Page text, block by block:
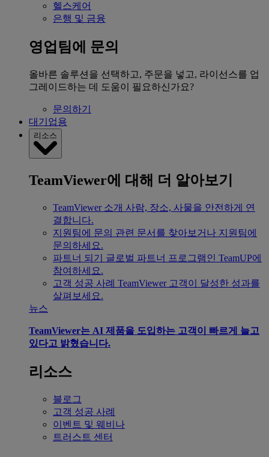
헬스케어
은행 및 금융
영업팀에 문의
올바른 솔루션을 선택하고, 주문을 넣고, 라이선스를 업
그레이드하는 데 도움이 필요하신가요?
문의하기
대기업용
리소스
TeamViewer에 대해 더 알아보기
TeamViewer 소개 사람, 장소, 사물을 안전하게 연
결합니다.
지원팀에 문의 관련 문서를 찾아보거나 지원팀에
문의하세요.
파트너 되기
글로벌 파트너 프로그램인 TeamUP에
참여하세요.
고객 성공 사례 TeamViewer 고객이 달성한 성과를
살펴보세요.
뉴스
TeamViewer는 AI 제품을 도입하는 고객이 빠르게 늘고
있다고 밝혔습니다.
리소스
블로그
고객 성공 사례
이벤트 및 웨비나
트러스트 센터